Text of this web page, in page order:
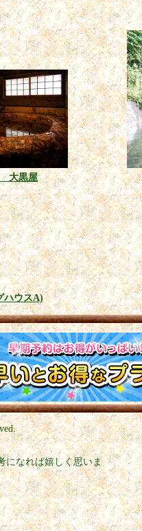
大黒屋
ハウスA)
になれば嬉しく思いま